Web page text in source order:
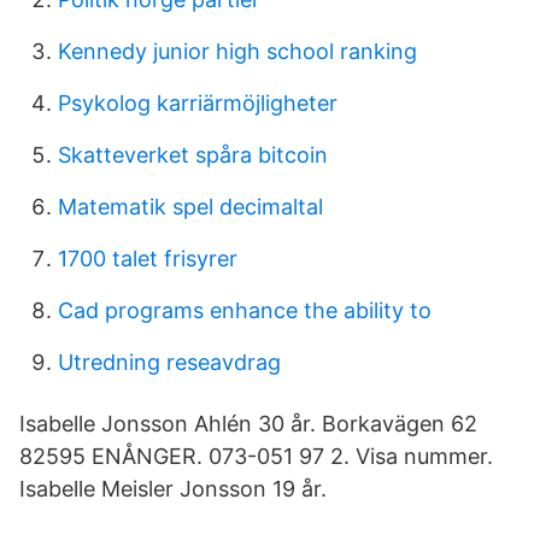
Kennedy junior high school ranking
Psykolog karriärmöjligheter
Skatteverket spåra bitcoin
Matematik spel decimaltal
1700 talet frisyrer
Cad programs enhance the ability to
Utredning reseavdrag
Isabelle Jonsson Ahlén 30 år. Borkavägen 62
82595 ENÅNGER. 073-051 97 2. Visa nummer.
Isabelle Meisler Jonsson 19 år.